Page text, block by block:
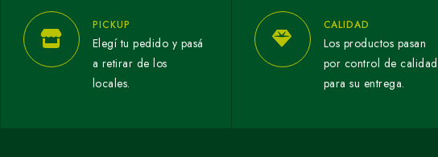
PICKUP
Elegí tu pedido y pasá
a retirar de los
locales.
CALIDAD
Los productos pasan
por control de calidad
para su entrega.